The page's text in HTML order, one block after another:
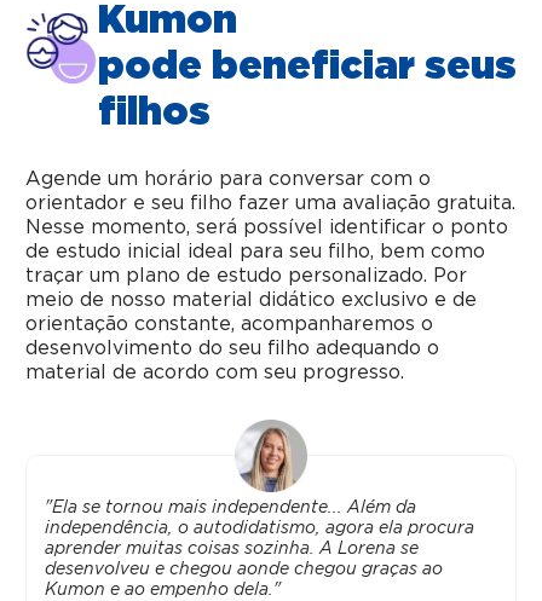
Kumon
pode beneficiar seus
filhos
Agende um horário para conversar com o
orientador e seu filho fazer uma avaliação gratuita.
Nesse momento, será possível identificar o ponto
de estudo inicial ideal para seu filho, bem como
traçar um plano de estudo personalizado. Por
meio de nosso material didático exclusivo e de
orientação constante, acompanharemos o
desenvolvimento do seu filho adequando o
material de acordo com seu progresso.
"Ela se tornou mais independente... Além da
independência, o autodidatismo, agora ela procura
aprender muitas coisas sozinha. A Lorena se
desenvolveu e chegou aonde chegou graças ao
Kumon e ao empenho dela."